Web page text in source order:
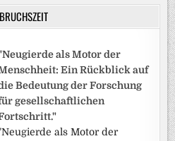
als Motor der
Ein Rückblick auf
Bedeutung der Forschung
gesellschaftlichen
als Motor der